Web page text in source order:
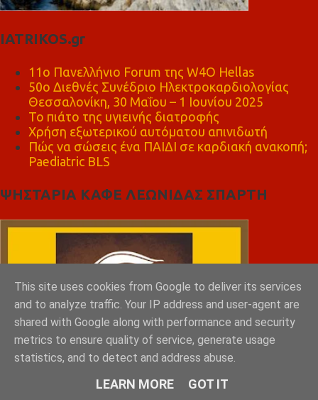
IATRIKOS.gr
11ο Πανελλήνιο Forum της W4O Hellas
50ο Διεθνές Συνέδριο Ηλεκτροκαρδιολογίας
Θεσσαλονίκη, 30 Μαΐου – 1 Ιουνίου 2025
Το πιάτο της υγιεινής διατροφής
Χρήση εξωτερικού αυτόματου απινιδωτή
Πώς να σώσεις ένα ΠΑΙΔΙ σε καρδιακή ανακοπή;
Paediatric BLS
ΨΗΣΤΑΡΙΑ ΚΑΦΕ ΛΕΩΝΙΔΑΣ ΣΠΑΡΤΗ
This site uses cookies from Google to deliver its services
and to analyze traffic. Your IP address and user-agent are
shared with Google along with performance and security
metrics to ensure quality of service, generate usage
statistics, and to detect and address abuse.
LEARN MORE GOT IT